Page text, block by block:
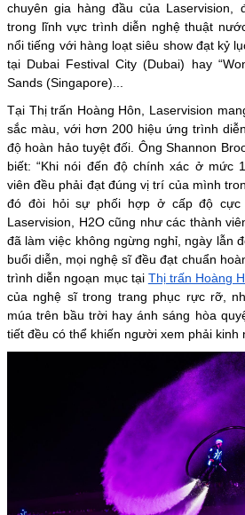
chuyên gia hàng đầu của
trong lĩnh vực trình diễn nghệ thuật
nổi tiếng với hàng loạt siêu show đạt kỷ
tại Dubai Festival City (Dubai) hay
Sands (Singapore)...
Tại Thị trấn Hoàng Hôn, Laservision
sắc màu, với hơn 200 hiệu ứng trình
độ hoàn hảo tuyệt đối. Ông Shannon
biết: “Khi nói đến độ chính xác ở mức
viên đều phải đạt đúng vị trí của mình
đó đòi hỏi sự phối hợp ở cấp độ cực
Laservision, H2O cũng như các thành
đã làm việc không ngừng nghỉ, ngày lẫn
buổi diễn, mọi nghệ sĩ đều đạt chuẩn
trình diễn ngoạn mục tại Thị trấn Hoàng
của nghệ sĩ trong trang phục rực rỡ,
múa trên bầu trời hay ánh sáng hòa
tiết đều có thể khiến người xem phải kinh